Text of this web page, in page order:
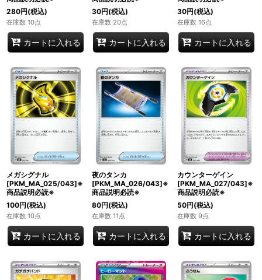
280円(税込)
在庫数 10点
カートに入れる
30円(税込)
在庫数 20点
カートに入れる
30円(税込)
在庫数 16点
カートに入れる
メガシグナル
[PKM_MA_025/043]※
商品説明必読※
100円(税込)
在庫数 10点
カートに入れる
夜のタンカ
[PKM_MA_026/043]※
商品説明必読※
80円(税込)
在庫数 11点
カートに入れる
カウンターゲイン
[PKM_MA_027/043]※
商品説明必読※
50円(税込)
在庫数 9点
カートに入れる